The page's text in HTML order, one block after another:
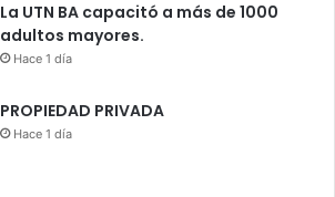
La UTN BA capacitó a más de 1000
adultos mayores.
Hace 1 día
PROPIEDAD PRIVADA
Hace 1 día